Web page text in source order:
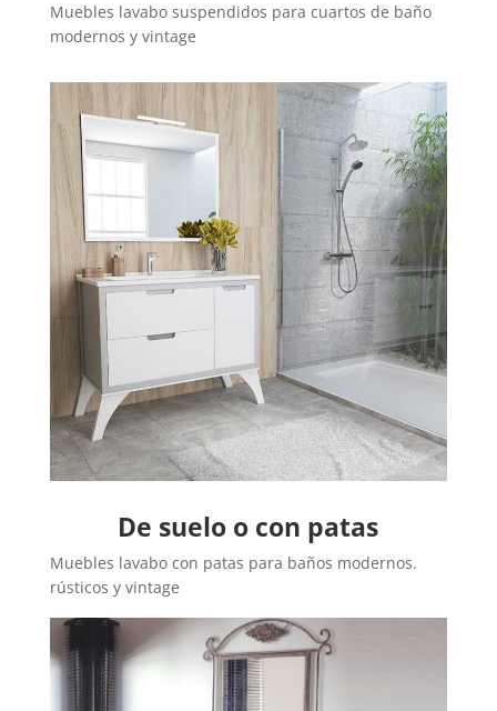
Muebles lavabo suspendidos para cuartos de baño
modernos y vintage
De suelo o con patas
Muebles lavabo con patas para baños modernos.
rústicos y vintage